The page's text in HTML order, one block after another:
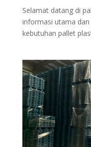
Selamat datang di
informasi utama
kebutuhan pallet